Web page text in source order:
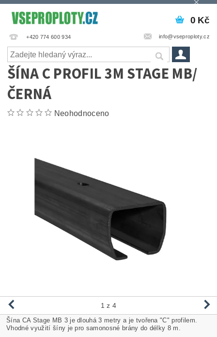
+420 774 600 934 info@vseproploty.cz
0 Kč
ŠÍNA C PROFIL 3M STAGE MB/
ČERNÁ
Neohodnoceno
1 z 4
Šína CA Stage MB 3 je dlouhá 3 metry a je tvořena "C" profilem.
Vhodné využití šíny je pro samonosné brány do délky 8 m.